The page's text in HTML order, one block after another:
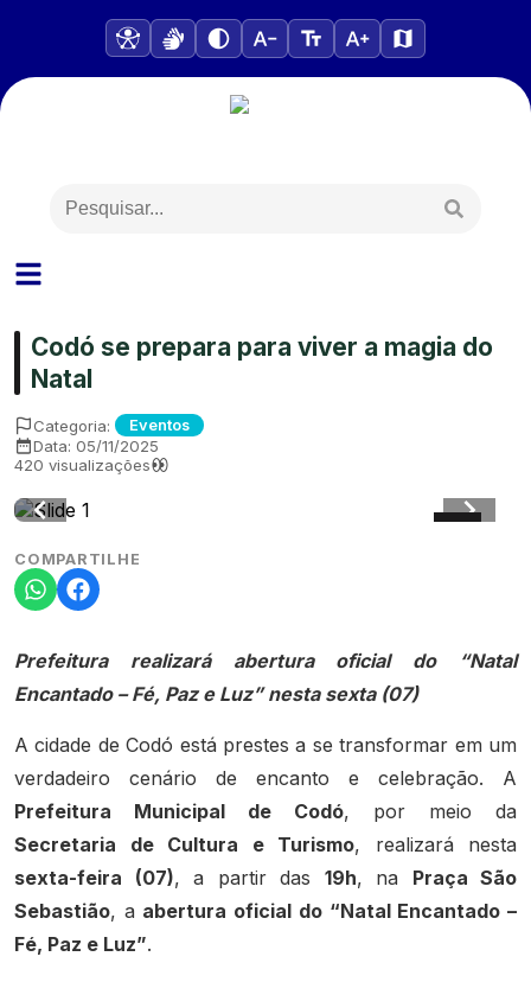
Codó se prepara para viver a magia do
Natal
Categoria: Eventos
Data: 05/11/2025
420 visualizações
COMPARTILHE
Prefeitura realizará abertura oficial do “Natal
Encantado – Fé, Paz e Luz” nesta sexta (07)
A cidade de Codó está prestes a se transformar em um
verdadeiro cenário de encanto e celebração. A
Prefeitura Municipal de Codó, por meio da
Secretaria de Cultura e Turismo, realizará nesta
sexta-feira (07), a partir das 19h, na Praça São
Sebastião, a abertura oficial do “Natal Encantado –
Fé, Paz e Luz”.